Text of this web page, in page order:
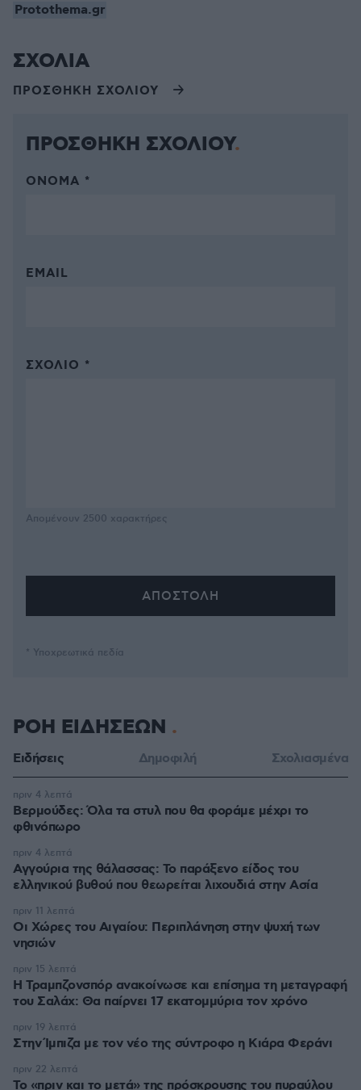
Protothema.gr
ΣΧΟΛΙΑ
ΠΡΟΣΘΗΚΗ ΣΧΟΛΙΟΥ
ΠΡΟΣΘΗΚΗ ΣΧΟΛΙΟΥ
ΌΝΟΜΑ *
EMAIL
ΣΧΌΛΙΟ *
Απομένουν 2500 χαρακτήρες
* Υποχρεωτικά πεδία
ΡΟΗ ΕΙΔΗΣΕΩΝ
Ειδήσεις Δημοφιλή Σχολιασμένα
Βερμούδες: Όλα τα στυλ που θα φοράμε μέχρι το
φθινόπωρο
πριν 4 λεπτά
Αγγούρια της θάλασσας: Το παράξενο είδος του
ελληνικού βυθού που θεωρείται λιχουδιά στην Ασία
πριν 4 λεπτά
Οι Xώρες του Αιγαίου: Περιπλάνηση στην ψυχή των
νησιών
πριν 11 λεπτά
Η Τραμπζονσπόρ ανακοίνωσε και επίσημα τη μεταγραφή
του Σαλάχ: Θα παίρνει 17 εκατομμύρια τον χρόνο
πριν 15 λεπτά
Στην Ίμπιζα με τον νέο της σύντροφο η Κιάρα Φεράνι
πριν 19 λεπτά
Το «πριν και το μετά» της πρόσκρουσης του πυραύλου
πριν 22 λεπτά